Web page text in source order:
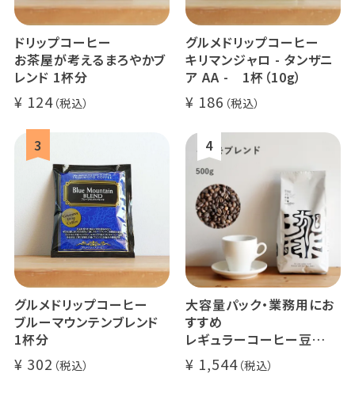
ドリップコーヒー
お茶屋が考えるまろやかブ
レンド 1杯分
124
グルメドリップコーヒー
キリマンジャロ - タンザニ
ア AA - 1杯（10g）
186
グルメドリップコーヒー
ブルーマウンテンブレンド
1杯分
302
大容量パック・業務用にお
すすめ
レギュラーコーヒー豆
イツモブレンド 500g
1,544